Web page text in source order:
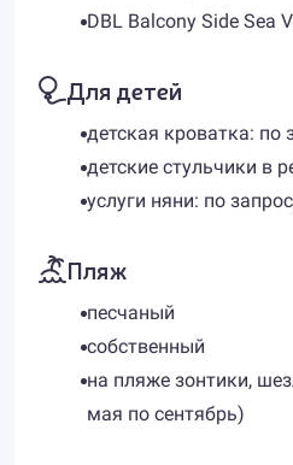
DBL Balcony Side Sea
Для детей
детская кроватка: по
детские стульчики в
услуги няни: по
Пляж
песчаный
собственный
на пляже зонтики,
мая по сентябрь)